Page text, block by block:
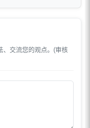
交流您的观点。(审核